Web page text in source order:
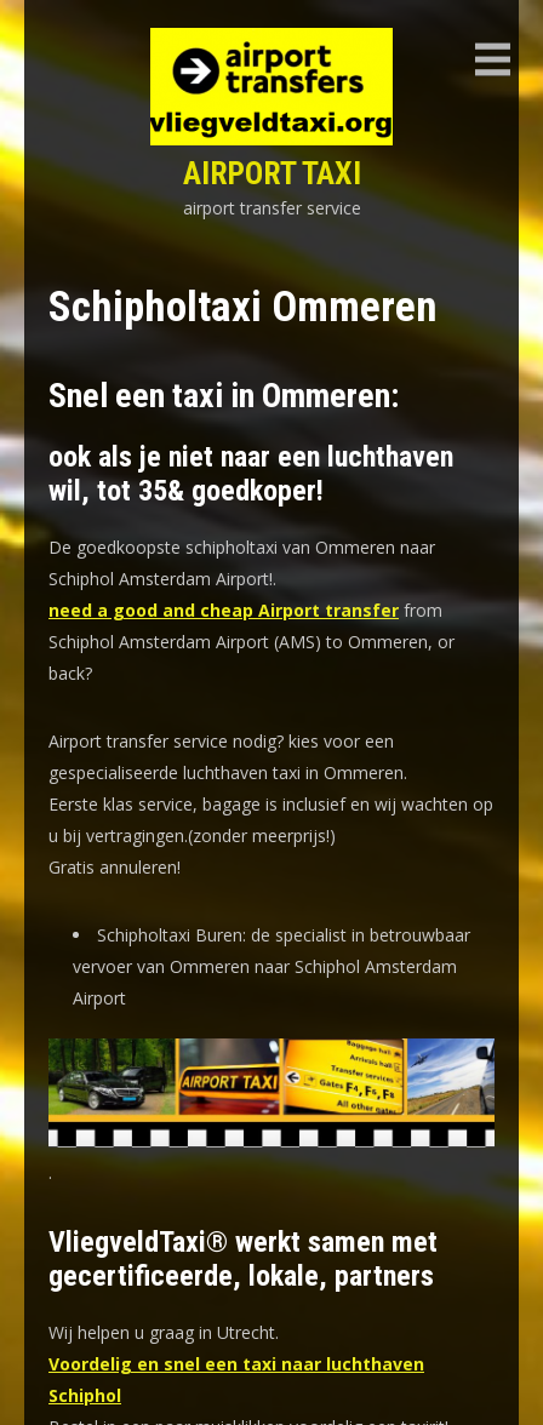
Skip
to
content
AIRPORT TAXI
airport transfer service
Schipholtaxi Ommeren
Snel een taxi in Ommeren:
ook als je niet naar een luchthaven
wil, tot 35& goedkoper!
De goedkoopste schipholtaxi van Ommeren naar
Schiphol Amsterdam Airport!.
need a good and cheap Airport transfer from
Schiphol Amsterdam Airport (AMS) to Ommeren, or
back?
Airport transfer service nodig? kies voor een
gespecialiseerde luchthaven taxi in Ommeren.
Eerste klas service, bagage is inclusief en wij wachten op
u bij vertragingen.(zonder meerprijs!)
Gratis annuleren!
Schipholtaxi Buren: de specialist in betrouwbaar
vervoer van Ommeren naar Schiphol Amsterdam
Airport
.
VliegveldTaxi® werkt samen met
gecertificeerde, lokale, partners
Wij helpen u graag in Utrecht.
Voordelig en snel een taxi naar luchthaven
Schiphol